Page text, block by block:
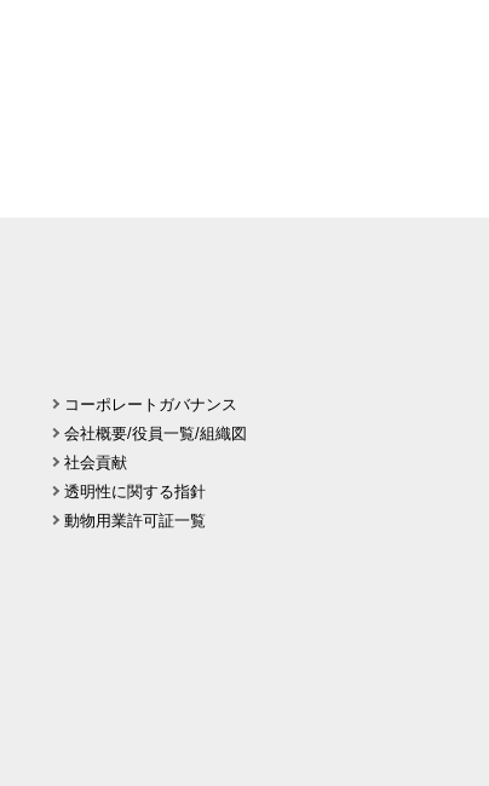
コーポレートガバナンス
会社概要/役員一覧/組織図
社会貢献
透明性に関する指針
動物用業許可証一覧